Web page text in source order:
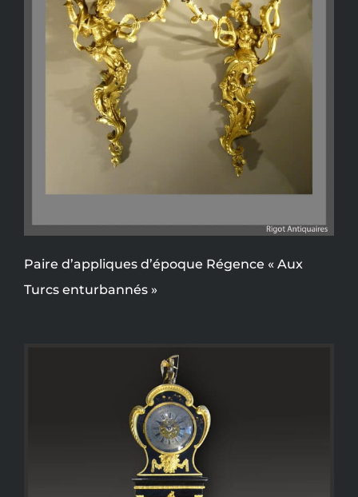
Paire d’appliques d’époque Régence « Aux
Turcs enturbannés »